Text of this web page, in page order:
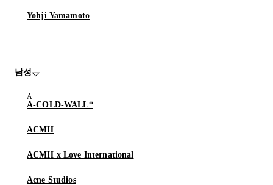
Yohji Yamamoto
남성
A-COLD-WALL*
ACMH
ACMH x Love International
Acne Studios